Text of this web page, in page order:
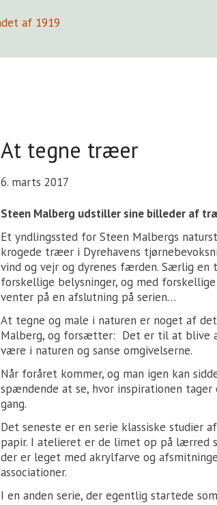
At tegne træer
6. marts 2017
Steen Malberg udstiller sine billeder af
Et yndlingssted for Steen Malbergs
krogede træer i Dyrehavens
vind og vejr og dyrenes færden. Særlig
forskellige belysninger, og med
venter på en afslutning på serien…
At tegne og male i naturen er noget af
Malberg, og forsætter: Det er til at blive
være i naturen og sanse omgivelserne.
Når foråret kommer, og man igen kan
spændende at se, hvor inspirationen
gang.
Det seneste er en serie klassiske
papir. I atelieret er de limet op på lærred
der er leget med akrylfarve og
associationer.
I en anden serie, der egentlig startede